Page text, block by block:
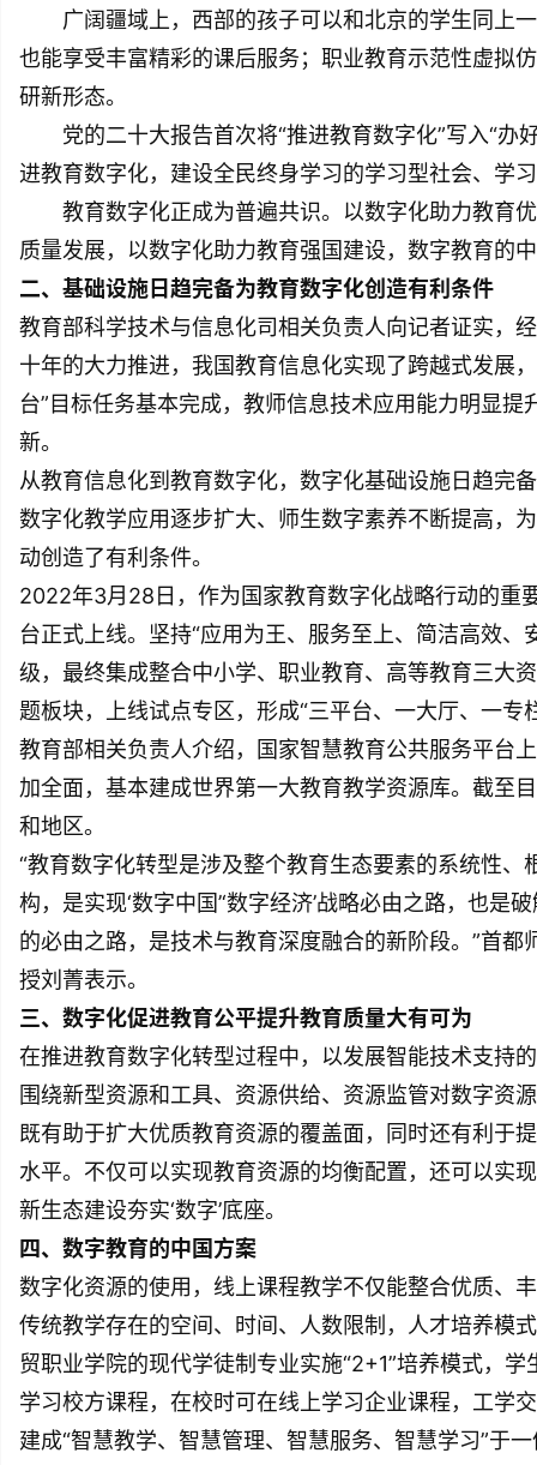
广阔疆域上，西部的孩子可以和北京的学生同上一
也能享受丰富精彩的课后服务；职业教育示范性虚拟
研新形态。
党的二十大报告首次将“推进教育数字化”写入“办
进教育数字化，建设全民终身学习的学习型社会、学
教育数字化正成为普遍共识。以数字化助力教育优
质量发展，以数字化助力教育强国建设，数字教育的
二、基础设施日趋完备为教育数字化创造有利条件
教育部科学技术与信息化司相关负责人向记者证实，
十年的大力推进，我国教育信息化实现了跨越式发展
台”目标任务基本完成，教师信息技术应用能力明显
新。
从教育信息化到教育数字化，数字化基础设施日趋完
数字化教学应用逐步扩大、师生数字素养不断提高，
动创造了有利条件。
2022年3月28日，作为国家教育数字化战略行动的重
台正式上线。坚持“应用为王、服务至上、简洁高效、
级，最终集成整合中小学、职业教育、高等教育三大
题板块，上线试点专区，形成“三平台、一大厅、一专
教育部相关负责人介绍，国家智慧教育公共服务平台
加全面，基本建成世界第一大教育教学资源库。截至
和地区。
“教育数字化转型是涉及整个教育生态要素的系统性、
构，是实现‘数字中国’‘数字经济’战略必由之路，也是
的必由之路，是技术与教育深度融合的新阶段。”首都
授刘菁表示。
三、数字化促进教育公平提升教育质量大有可为
在推进教育数字化转型过程中，以发展智能技术支持
围绕新型资源和工具、资源供给、资源监管对数字资
既有助于扩大优质教育资源的覆盖面，同时还有利于
水平。不仅可以实现教育资源的均衡配置，还可以实
新生态建设夯实‘数字’底座。
四、数字教育的中国方案
数字化资源的使用，线上课程教学不仅能整合优质、
传统教学存在的空间、时间、人数限制，人才培养模
贸职业学院的现代学徒制专业实施“2+1”培养模式，
学习校方课程，在校时可在线上学习企业课程，工学
建成“智慧教学、智慧管理、智慧服务、智慧学习”于